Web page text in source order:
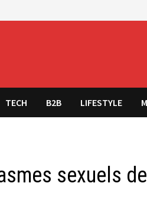
TECH B2B LIFESTYLE
sexuels